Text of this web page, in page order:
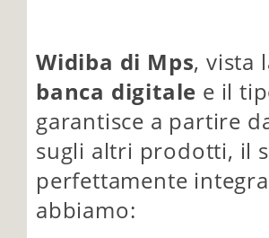
Widiba di Mps, vista
banca digitale e il
garantisce a partire
sugli altri prodotti, il
perfettamente
abbiamo: